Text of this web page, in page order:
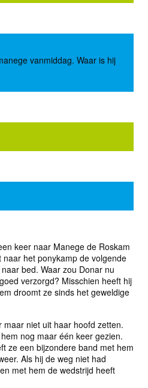
vanmiddag. Waar is hij
keer naar Manege de Roskam
het ponykamp de volgende
bed. Waar zou Donar nu
verzorgd? Misschien heeft hij
droomt ze sinds het geweldige
niet uit haar hoofd zetten.
nog maar één keer gezien.
ze een bijzondere band met hem
Als hij de weg niet had
met hem de wedstrijd heeft